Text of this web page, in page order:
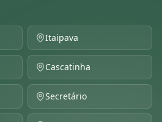
Itaipava
Cascatinha
Secretário